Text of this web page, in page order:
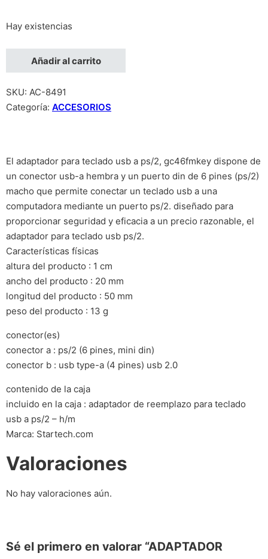
Hay existencias
ADAPTADOR TECLADO O MOUSE USB A CONECTOR PS/2
Añadir al carrito
SKU: AC-8491
Categoría: ACCESORIOS
El adaptador para teclado usb a ps/2, gc46fmkey dispone de
un conector usb-a hembra y un puerto din de 6 pines (ps/2)
macho que permite conectar un teclado usb a una
computadora mediante un puerto ps/2. diseñado para
proporcionar seguridad y eficacia a un precio razonable, el
adaptador para teclado usb ps/2.
Características físicas
altura del producto : 1 cm
ancho del producto : 20 mm
longitud del producto : 50 mm
peso del producto : 13 g
conector(es)
conector a : ps/2 (6 pines, mini din)
conector b : usb type-a (4 pines) usb 2.0
contenido de la caja
incluido en la caja : adaptador de reemplazo para teclado
usb a ps/2 – h/m
Marca: Startech.com
Valoraciones
No hay valoraciones aún.
Sé el primero en valorar “ADAPTADOR